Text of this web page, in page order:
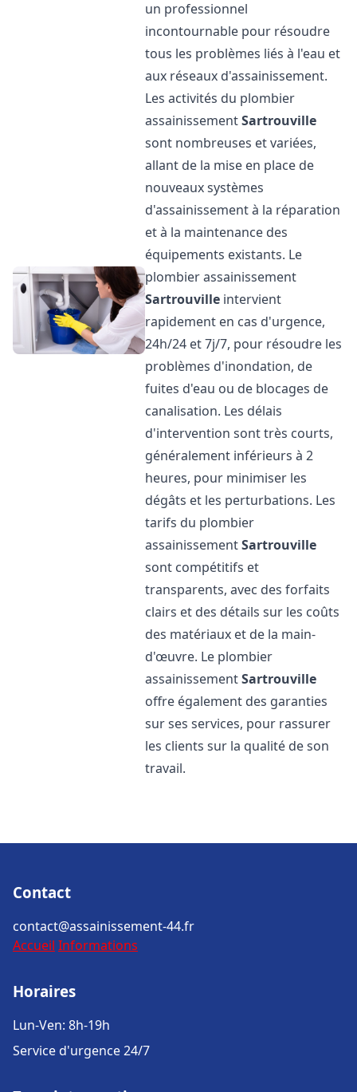
un professionnel
incontournable pour résoudre
tous les problèmes liés à l'eau et
aux réseaux d'assainissement.
Les activités du plombier
assainissementSartrouville
sont nombreuses et variées,
allant de la mise en place de
nouveaux systèmes
d'assainissement à la réparation
et à la maintenance des
équipements existants. Le
plombier assainissement
Sartrouville intervient
rapidement en cas d'urgence,
24h/24 et 7j/7, pour résoudre les
problèmes d'inondation, de
fuites d'eau ou de blocages de
canalisation. Les délais
d'intervention sont très courts,
généralement inférieurs à 2
heures, pour minimiser les
dégâts et les perturbations. Les
tarifs du plombier
assainissementSartrouville
sont compétitifs et
transparents, avec des forfaits
clairs et des détails sur les coûts
des matériaux et de la main-
d'œuvre. Le plombier
assainissementSartrouville
offre également des garanties
sur ses services, pour rassurer
les clients sur la qualité de son
travail.
Contact
contact@assainissement-44.fr
Accueil Informations
Horaires
Lun-Ven: 8h-19h
Service d'urgence 24/7